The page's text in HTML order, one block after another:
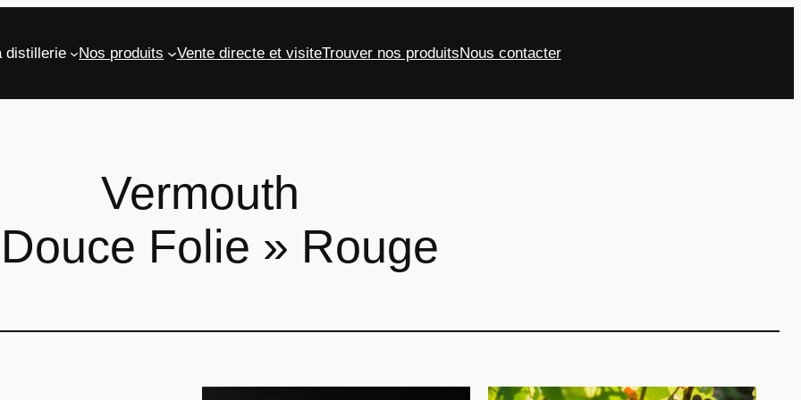
distillerie Nos produits Vente directe et visiteTrouver nos produitsNous contacter
Vermouth
Folie » Rouge